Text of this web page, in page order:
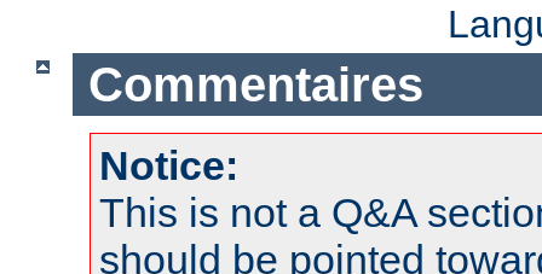
Commentaires
Notice:
This is not a Q&A
should be pointed